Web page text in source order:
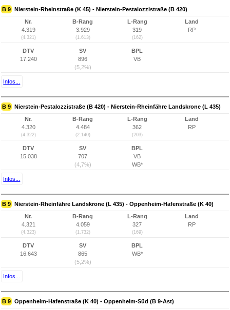
B 9 Nierstein-Rheinstraße (K 45) - Nierstein-Pestalozzistraße (B 420)
Nr.
4.319
(4.321)
B-Rang
3.929
(1.613)
L-Rang
319
(162)
Land
RP
DTV
17.240
SV
896
(5,2%)
BPL
VB
Infos...
B 9 Nierstein-Pestalozzistraße (B 420) - Nierstein-Rheinfähre Landskrone (L 435)
Nr.
4.320
(4.322)
B-Rang
4.484
(2.140)
L-Rang
362
(203)
Land
RP
DTV
15.038
SV
707
(4,7%)
BPL
VB
WB*
Infos...
B 9 Nierstein-Rheinfähre Landskrone (L 435) - Oppenheim-Hafenstraße (K 40)
Nr.
4.321
(4.323)
B-Rang
4.059
(1.732)
L-Rang
327
(169)
Land
RP
DTV
16.643
SV
865
(5,2%)
BPL
WB*
Infos...
B 9 Oppenheim-Hafenstraße (K 40) - Oppenheim-Süd (B 9-Ast)